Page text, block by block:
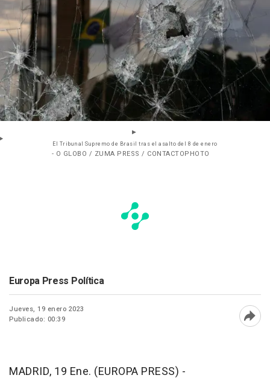
El Tribunal Supremo de Brasil tras el asalto del 8 de enero
- O GLOBO / ZUMA PRESS / CONTACTOPHOTO
Europa Press Política
Jueves, 19 enero 2023
Publicado: 00:39
MADRID, 19 Ene. (EUROPA PRESS) -